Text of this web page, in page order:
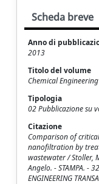
Scheda breve
Anno di
2013
Titolo del volume
Chemical
Tipologia
02 Pubblicazione su
Citazione
Comparison of
nanofiltration by
wastewater / Stoller,
Angelo. - STAMPA. -
ENGINEERING